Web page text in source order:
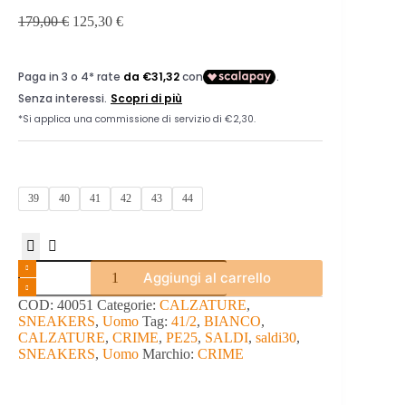
179,00€ 125,30 €
39 40 41 42 43 44
SNEAKERS
-
CRIME
quantità
Aggiungi al carrello
COD: 40051 Categorie: CALZATURE,
SNEAKERS, Uomo Tag: 41/2, BIANCO,
CALZATURE, CRIME, PE25, SALDI, saldi30,
SNEAKERS, Uomo Marchio: CRIME